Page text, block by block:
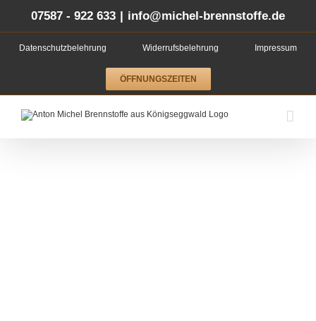
07587 - 922 633 info@michel-brennstoffe.de
Datenschutzbelehrung Widerrufsbelehrung Impressum
ÖFFNUNGSZEITEN